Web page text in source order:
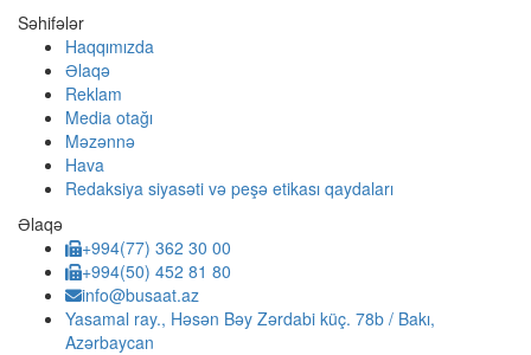
Səhifələr
Haqqımızda
Əlaqə
Reklam
Media otağı
Məzənnə
Hava
Redaksiya siyasəti və peşə etikası qaydaları
Əlaqə
+994(77) 362 30 00
+994(50) 452 81 80
info@busaat.az
Yasamal ray., Həsən Bəy Zərdabi küç. 78b / Bakı,
Azərbaycan